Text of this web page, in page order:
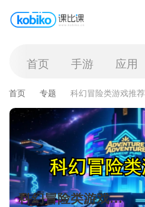
首页 手游 应用
首页 专题 科幻冒险类游戏推荐
科幻冒险类游戏推荐